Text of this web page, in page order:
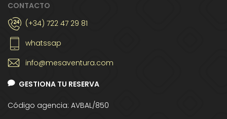
CONTACTO
(+34) 722 47 29 81
whatssap
info@mesaventura.com
GESTIONA TU RESERVA
Código agencia: AVBAL/850